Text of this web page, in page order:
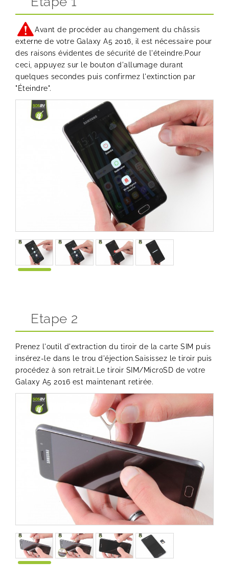
Avant de procéder au changement du châssis
externe de votre Galaxy A5 2016, il est nécessaire pour
des raisons évidentes de sécurité de l'éteindre.Pour
ceci, appuyez sur le bouton d'allumage durant
quelques secondes puis confirmez l'extinction par
"Éteindre".
Etape 2
Prenez l'outil d'extraction du tiroir de la carte SIM puis
insérez-le dans le trou d'éjection.Saisissez le tiroir puis
procédez à son retrait.Le tiroir SIM/MicroSD de votre
Galaxy A5 2016 est maintenant retirée.